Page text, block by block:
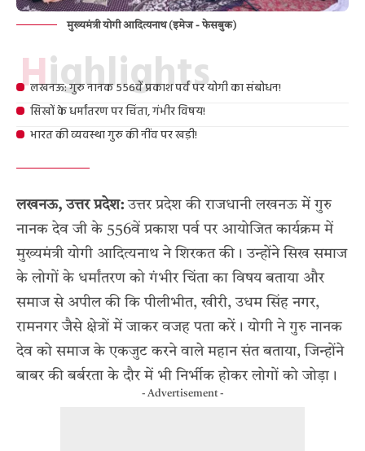
मुख्यमंत्री योगी आदित्यनाथ (इमेज - फेसबुक)
Highlights
लखनऊ: गुरु नानक 556वें प्रकाश पर्व पर योगी का संबोधन!
सिखों के धर्मांतरण पर चिंता, गंभीर विषय!
भारत की व्यवस्था गुरु की नींव पर खड़ी!
लखनऊ, उत्तर प्रदेश: उत्तर प्रदेश की राजधानी लखनऊ में गुरु
नानक देव जी के 556वें प्रकाश पर्व पर आयोजित कार्यक्रम में
मुख्यमंत्री योगी आदित्यनाथ ने शिरकत की। उन्होंने सिख समाज
के लोगों के धर्मांतरण को गंभीर चिंता का विषय बताया और
समाज से अपील की कि पीलीभीत, खीरी, उधम सिंह नगर,
रामनगर जैसे क्षेत्रों में जाकर वजह पता करें। योगी ने गुरु नानक
देव को समाज के एकजुट करने वाले महान संत बताया, जिन्होंने
बाबर की बर्बरता के दौर में भी निर्भीक होकर लोगों को जोड़ा।
- Advertisement -